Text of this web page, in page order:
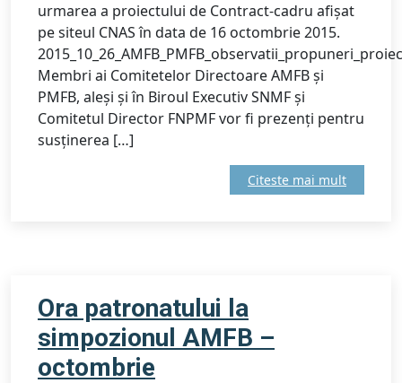
urmarea a proiectului de Contract-cadru afișat
pe siteul CNAS în data de 16 octombrie 2015.
Membri ai Comitetelor Directoare AMFB și
PMFB, aleși și în Biroul Executiv SNMF și
Comitetul Director FNPMF vor fi prezenți pentru
susținerea […]
Citeste mai mult
Ora patronatului la
simpozionul AMFB –
octombrie